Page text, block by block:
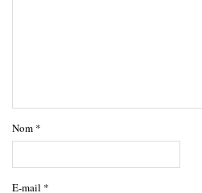
Nom *
E-mail *